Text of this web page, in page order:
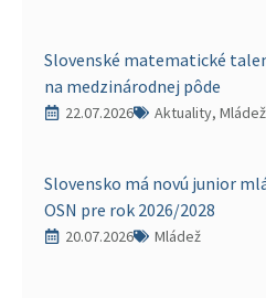
Slovenské matematické
na medzinárodnej pôde
22.07.2026 Aktuality, Mládež
Slovensko má novú junior
OSN pre rok 2026/2028
20.07.2026 Mládež